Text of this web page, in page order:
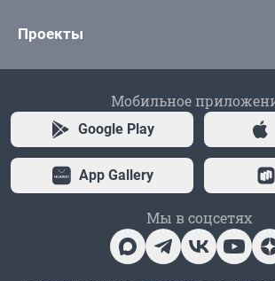
Проекты
Мобильное
Google Play
App Gallery
Мы в соцсетях